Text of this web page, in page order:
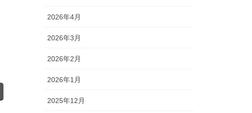
2026年4月
2026年3月
2026年2月
2026年1月
2025年12月